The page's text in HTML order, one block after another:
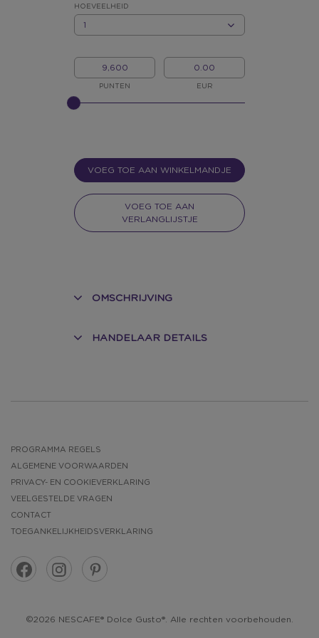
*HOEVEELHEID
MIJN
PUNTEN
PUNTEN
MIJN
EUR
GELIEVE
INPUT
VOEG TOE AAN WINKELMANDJE
VOEG TOE AAN
VERLANGLIJSTJE
OMSCHRIJVING
HANDELAAR DETAILS
PROGRAMMA REGELS
ALGEMENE VOORWAARDEN
PRIVACY- EN COOKIEVERKLARING
VEELGESTELDE VRAGEN
CONTACT
TOEGANKELIJKHEIDSVERKLARING
©2026 NESCAFE® Dolce Gusto®. Alle rechten voorbehouden.